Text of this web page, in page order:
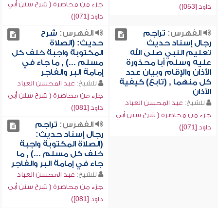
داود [053])
جزء من محاضرة ( شرح سنن أبي
داود [071])
الفهرس: تراجم
رجال إسناد حديث
تعليم النبي صلى الله
عليه وسلم أبا محذورة
الأذان والإقام وبيان عدد
كل منهما , (تابع) كيفية
الأذان
للشيخ: عبد المحسن العباد
جزء من محاضرة ( شرح سنن أبي
داود [071])
الفهرس: شرح
حديث: (الصلاة
المكتوبة واجبة خلف كل
مسلم ...) , ما جاء في
إمامة البر والفاجر
للشيخ: عبد المحسن العباد
جزء من محاضرة ( شرح سنن أبي
داود [081])
الفهرس: تراجم
رجال إسناد حديث:
(الصلاة المكتوبة واجبة
خلف كل مسلم ...) , ما
جاء في إمامة البر والفاجر
للشيخ: عبد المحسن العباد
جزء من محاضرة ( شرح سنن أبي
داود [081])